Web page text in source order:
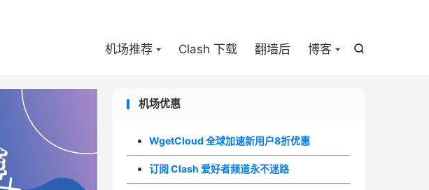

机场推荐 Clash 下载 翻墙后 博客
机场优惠
WgetCloud 全球加速新用户8折优惠
订阅 Clash 爱好者频道永不迷路